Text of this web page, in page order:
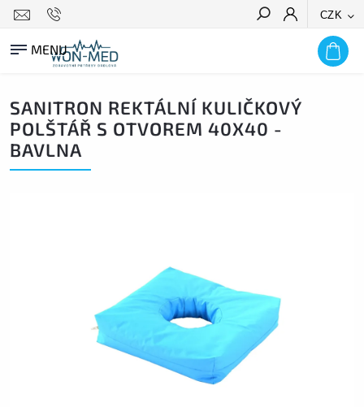
CZK
HLEDAT
SANITRON REKTÁLNÍ KULIČKOVÝ
POLŠTÁŘ S OTVOREM 40X40 -
BAVLNA